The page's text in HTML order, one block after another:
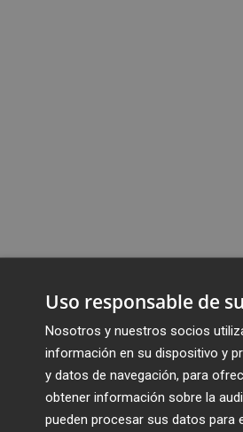
Uso responsable de
Nosotros y nuestros socios
información en su dispositivo y
y datos de navegación, para
obtener información sobre la
pueden procesar sus datos para